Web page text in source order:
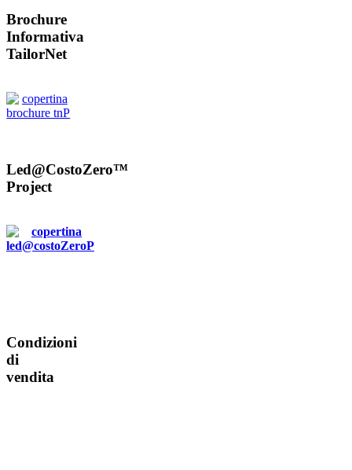
Brochure
Informativa
TailorNet
Led@CostoZero™
Project
Condizioni
di
vendita